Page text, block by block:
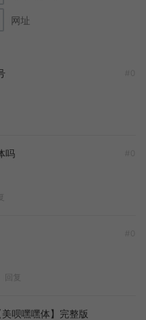
网址
吗
回复
呗嘿嘿体】完整版